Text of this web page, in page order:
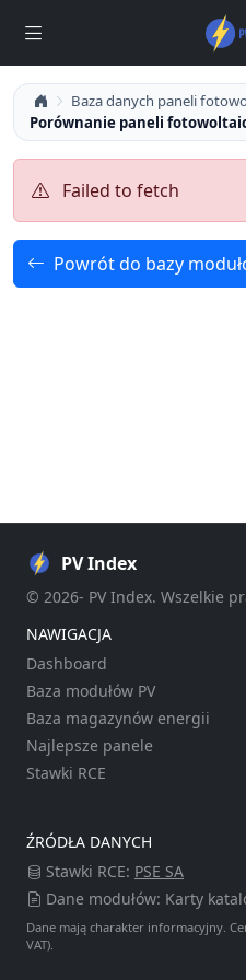
Baza danych paneli
Porównanie paneli
Failed to fetch
Powrót do bazy
PV Index
© 2026- PV Index. Wszelkie
NAWIGACJA
Dashboard
Baza modułów PV
Baza magazynów energii
Najlepsze panele
Stawki RCE
ŹRÓDŁA DANYCH
Stawki RCE: PSE SA
Dane modułów: Karty
Dane mają charakter informacyjny.
VAT).